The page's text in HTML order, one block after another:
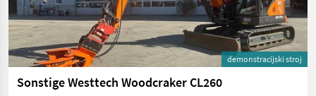
demonstracijski stroj
Sonstige Westtech Woodcraker CL260